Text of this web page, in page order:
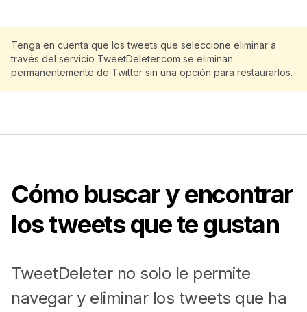
Tenga en cuenta que los tweets que seleccione eliminar a
través del servicio TweetDeleter.com se eliminan
permanentemente de Twitter sin una opción para restaurarlos.
Cómo buscar y encontrar
los tweets que te gustan
TweetDeleter no solo le permite
navegar y eliminar los tweets que ha